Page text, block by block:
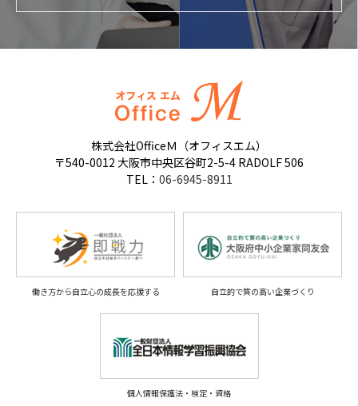
株式会社OfficeＭ（オフィスエム）
〒540-0012 大阪市中央区谷町2-5-4 RADOLF 506
TEL： 06-6945-8911
働き方から自立心の成長を応援する 自立的で質の高い企業づくり
個人情報保護法・検定・資格